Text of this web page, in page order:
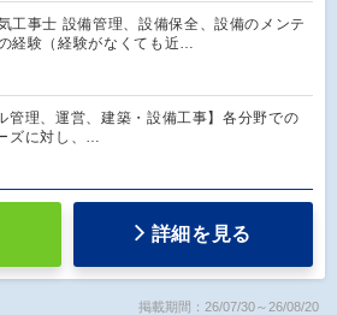
工事士 設備管理、設備保全、設備のメンテ
経験（経験がなくても近…
管理、運営、建築・設備工事】各分野での
ズに対し、…
詳細を見る
掲載期間：26/07/30～26/08/20